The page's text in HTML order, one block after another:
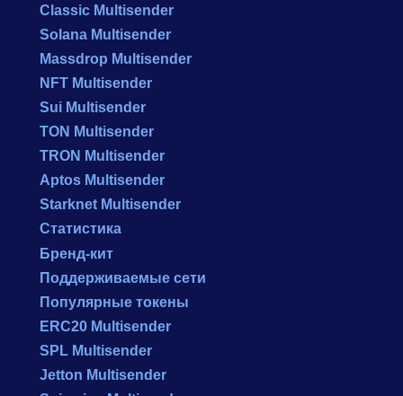
Classic Multisender
Solana Multisender
Massdrop Multisender
NFT Multisender
Sui Multisender
TON Multisender
TRON Multisender
Aptos Multisender
Starknet Multisender
Статистика
Бренд-кит
Поддерживаемые сети
Популярные токены
ERC20 Multisender
SPL Multisender
Jetton Multisender